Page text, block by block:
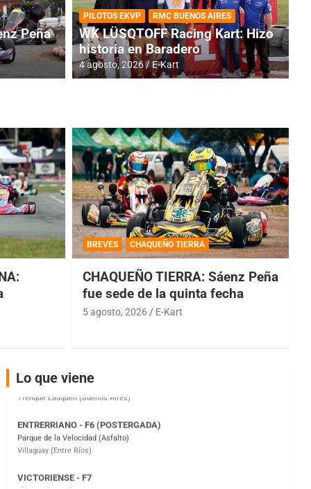
Cerró una jornada
Peña
PILOTOS EKVP RMC BUENOS AIRES
WK LÜSQTOFF Racing Kart: Hizo
historia en Baradero
4 agosto, 2026 E-Kart
BREVES CHAQUEÑO TIERRA
CHAQUEÑO TIERRA: Sáenz Peña
fue sede de la quinta fecha
5 agosto, 2026 E-Kart
Lo que viene
COBERTURA ESPECIAL DE E-KART.COM.AR
08/09-AGO
IAME SERIES ARGENTINA 6
Ramiro Tot (Asfalto)
Baradero (Buenos Aires)
Parque de la Velocidad (Asfalto)
El Cerro (Tierra)
Victoria (Entre Ríos)
Moto Club Reginense (Tierra)